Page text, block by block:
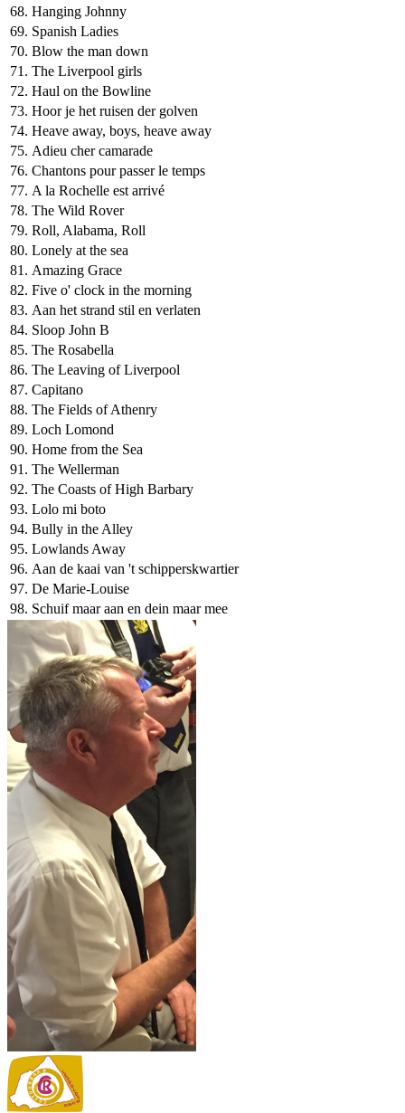
68. Hanging Johnny
69. Spanish Ladies
70. Blow the man down
71. The Liverpool girls
72. Haul on the Bowline
73. Hoor je het ruisen der golven
74. Heave away, boys, heave away
75. Adieu cher camarade
76. Chantons pour passer le temps
77. A la Rochelle est arrivé
78. The Wild Rover
79. Roll, Alabama, Roll
80. Lonely at the sea
81. Amazing Grace
82. Five o' clock in the morning
83. Aan het strand stil en verlaten
84. Sloop John B
85. The Rosabella
86. The Leaving of Liverpool
87. Capitano
88. The Fields of Athenry
89. Loch Lomond
90. Home from the Sea
91. The Wellerman
92. The Coasts of High Barbary
93. Lolo mi boto
94. Bully in the Alley
95. Lowlands Away
96. Aan de kaai van 't schipperskwartier
97. De Marie-Louise
98. Schuif maar aan en dein maar mee